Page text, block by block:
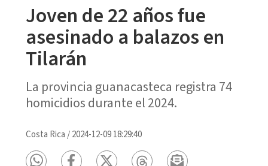
Joven de 22 años fue
asesinado a balazos en
Tilarán
La provincia guanacasteca registra 74
homicidios durante el 2024.
Costa Rica /2024-12-09 18:29:40